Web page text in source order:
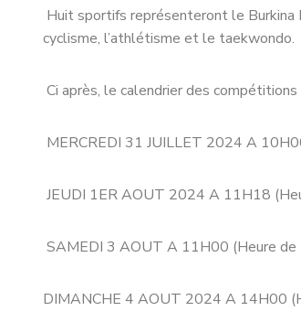
Huit sportifs représenteront le Burkina
cyclisme, l’athlétisme et le taekwondo.
Ci après, le calendrier des compétitions
MERCREDI 31 JUILLET 2024 A
JEUDI 1ER AOUT 2024 A 11H18
SAMEDI 3 AOUT A 11H00 (Heure de
DIMANCHE 4 AOUT 2024 A 14H00